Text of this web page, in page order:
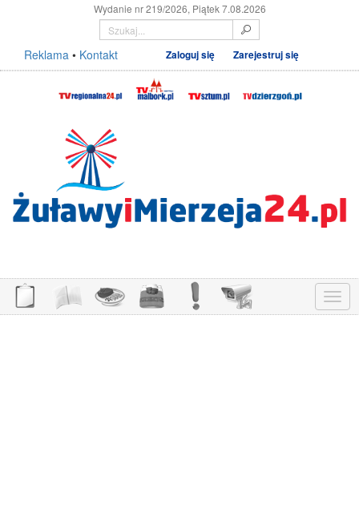
Wydanie nr 219/2026, Piątek 7.08.2026
Reklama • Kontakt Zaloguj się Zarejestruj się
Menu